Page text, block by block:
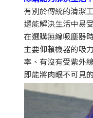
有別於傳統的清潔
還能解決生活中易
在選購無線吸塵器
主要仰賴機器的吸
率、有沒有受紫外
即能將肉眼不可見